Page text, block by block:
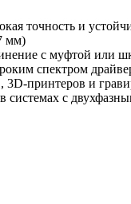
точность и
мм)
с муфтой или
спектром
3D-принтеров и
с